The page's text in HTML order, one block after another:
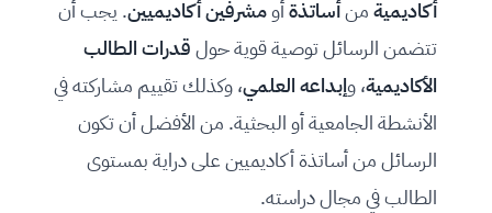
أكاديميةمنأساتذةأومشرفين أكاديميين. يجب أن
تتضمن الرسائل توصية قوية حولقدرات الطالب
الأكاديمية، وإبداعه العلمي، وكذلك تقييم مشاركته في
الأنشطة الجامعية أو البحثية. من الأفضل أن تكون
الرسائل من أساتذة أكاديميين على دراية بمستوى
الطالب في مجال دراسته.